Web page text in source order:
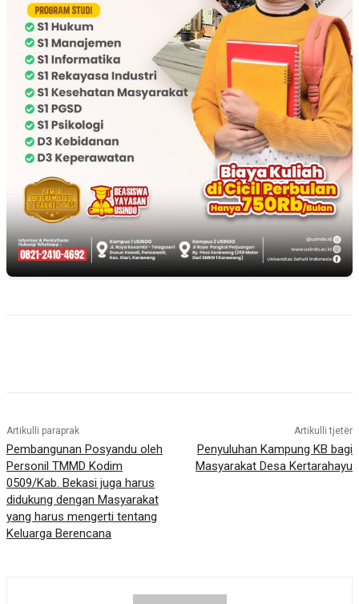
Artikulli paraprak
Pembangunan Posyandu oleh
Personil TMMD Kodim
0509/Kab. Bekasi juga harus
didukung dengan Masyarakat
yang harus mengerti tentang
Keluarga Berencana
Artikulli tjetër
Penyuluhan Kampung KB bagi
Masyarakat Desa Kertarahayu